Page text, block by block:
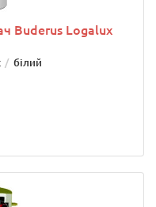
Buderus Logalux
білий